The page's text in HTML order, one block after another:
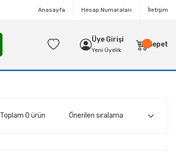
Anasayfa Hesap Numaraları İletişim
Üye Girişi
Yeni Üyelik
Sepet
Toplam 0 ürün